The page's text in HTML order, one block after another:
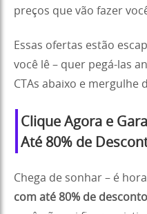
preços que vão fazer
Essas ofertas estão
você lê – quer pegá-las
CTAs abaixo e mergulhe
Clique Agora e
Até 80% de
Chega de sonhar – é hora
com até 80% de desconto